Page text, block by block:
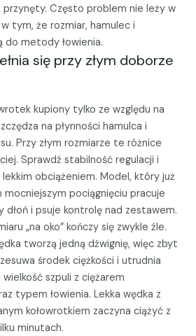
Często problem nie leży w
tym, że rozmiar, hamulec i
do metody łowienia.
się przy złym doborze
kupiony tylko ze względu na
na płynności hamulca i
Przy złym rozmiarze te różnice
Sprawdź stabilność regulacji i
obciążeniem. Model, który już
mocniejszym pociągnięciu pracuje
dłoń i psuje kontrolę nad zestawem.
„na oko” kończy się zwykle źle.
tworzą jedną dźwignię, więc zbyt
środek ciężkości i utrudnia
szpuli z ciężarem
typem łowienia. Lekka wędka z
kołowrotkiem zaczyna ciążyć z
minutach.